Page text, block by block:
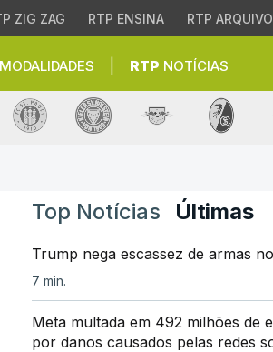
ZIG ZAG RTP ENSINA RTP
RTP NOTÍCIAS
Alemã |
Top Notícias Últimas
Trump nega escassez de armas
7 min.
Meta multada em 492 milhões de
por danos causados pelas redes